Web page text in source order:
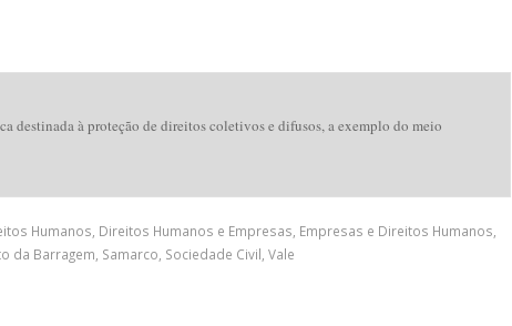
destinada à proteção de direitos coletivos e difusos, a exemplo do meio
Humanos Direitos Humanos e Empresas Empresas e Direitos Humanos
da Barragem Samarco Sociedade Civil Vale